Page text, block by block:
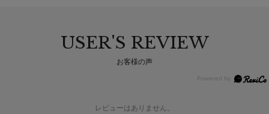
USER'S REVIEW
お客様の声
レビューはありません。